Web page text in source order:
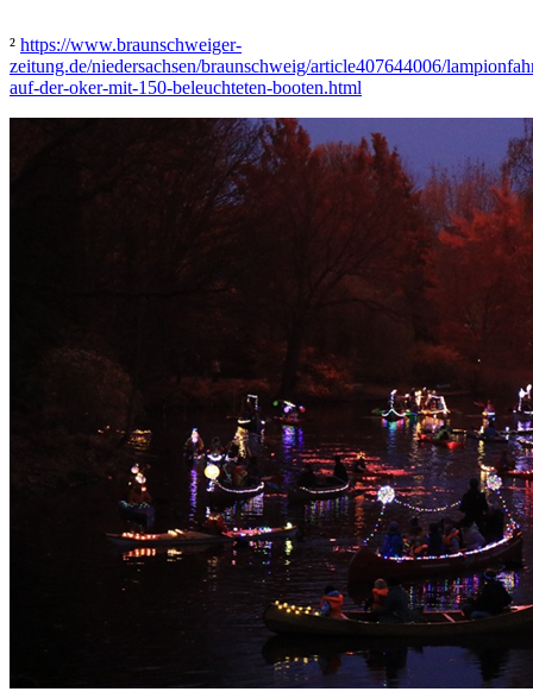
² https://www.braunschweiger-
zeitung.de/niedersachsen/braunschweig/article407644006/
auf-der-oker-mit-150-beleuchteten-booten.html